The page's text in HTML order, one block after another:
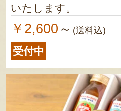
いたします。
￥2,600 ～ (送料込)
受付中